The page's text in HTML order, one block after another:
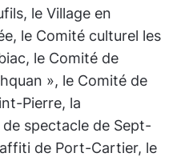
le Village en
le Comité culturel les
le Comité de
», le Comité de
Pierre, la
spectacle de Sept-
de Port-Cartier, le